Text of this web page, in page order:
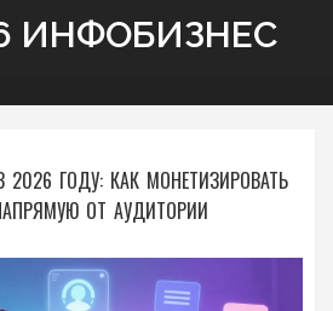
ИНФОБИЗНЕС
ГОДУ: КАК МОНЕТИЗИРОВАТЬ
ОТ АУДИТОРИИ